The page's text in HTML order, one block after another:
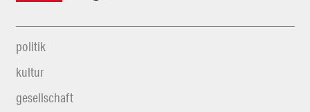
politik
kultur
gesellschaft